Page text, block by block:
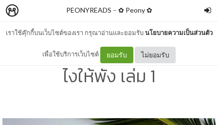
เราใช้คุ๊กกี้บนเว็บไซต์ของเรา กรุณาอ่านและยอมรับนโยบายความเป็นส่วนตัว
เพื่อใช้บริการเว็บไซต์ ยอมรับ ไม่ยอมรับ
PEONYREADS – ✿ Peony ✿
รีวิว How to เดตออนไลน์ยัง
ไงให้พัง เล่ม 1